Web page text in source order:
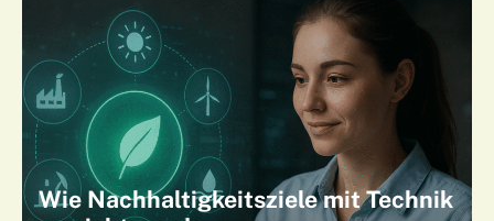
Wie Nachhaltigkeitsziele mit Technik